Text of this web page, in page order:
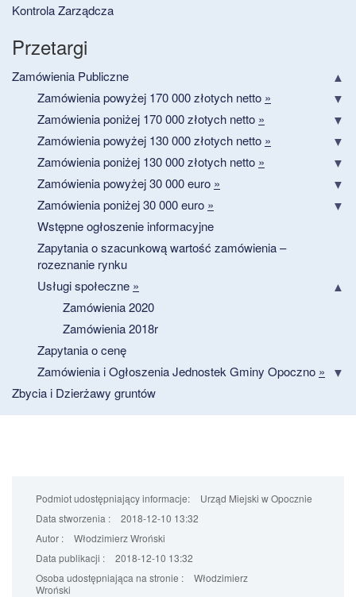
Kontrola Zarządcza
Przetargi
Zamówienia Publiczne
Zamówienia powyżej 170 000 złotych netto »
Zamówienia poniżej 170 000 złotych netto »
Zamówienia powyżej 130 000 złotych netto »
Zamówienia poniżej 130 000 złotych netto »
Zamówienia powyżej 30 000 euro »
Zamówienia poniżej 30 000 euro »
Wstępne ogłoszenie informacyjne
Zapytania o szacunkową wartość zamówienia –
rozeznanie rynku
Usługi społeczne »
Zamówienia 2020
Zamówienia 2018r
Zapytania o cenę
Zamówienia i Ogłoszenia Jednostek Gminy Opoczno »
Zbycia i Dzierżawy gruntów
Podmiot udostępniający informacje:
Urząd Miejski w Opocznie
Data stworzenia :
2018-12-10 13:32
Autor :
Włodzimierz Wroński
Data publikacji :
2018-12-10 13:32
Osoba udostępniająca na stronie :
Włodzimierz
Wroński